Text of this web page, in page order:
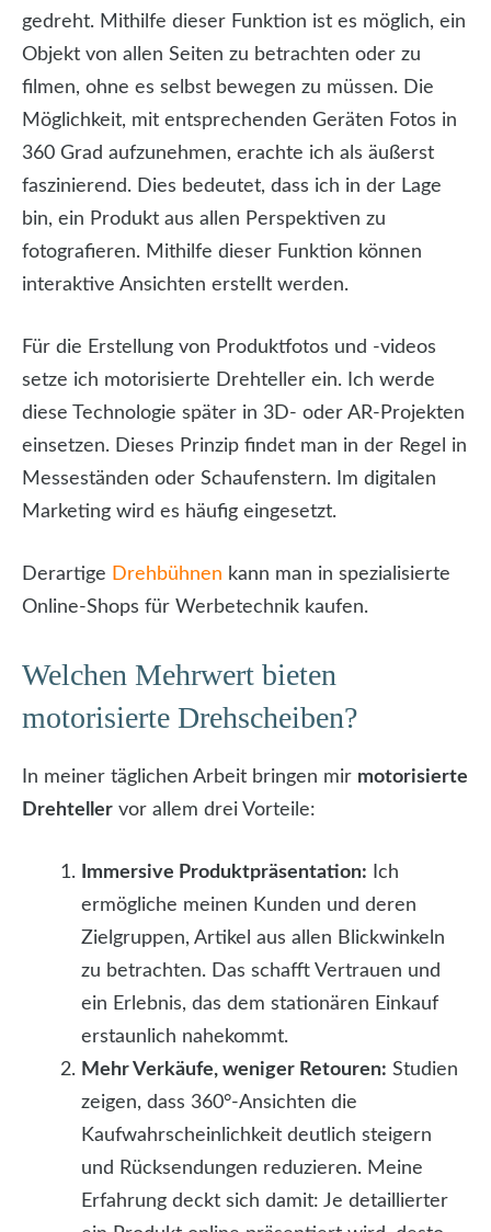
gedreht. Mithilfe dieser Funktion ist es möglich, ein
Objekt von allen Seiten zu betrachten oder zu
filmen, ohne es selbst bewegen zu müssen. Die
Möglichkeit, mit entsprechenden Geräten Fotos in
360 Grad aufzunehmen, erachte ich als äußerst
faszinierend. Dies bedeutet, dass ich in der Lage
bin, ein Produkt aus allen Perspektiven zu
fotografieren. Mithilfe dieser Funktion können
interaktive Ansichten erstellt werden.
Für die Erstellung von Produktfotos und -videos
setze ich motorisierte Drehteller ein. Ich werde
diese Technologie später in 3D- oder AR-Projekten
einsetzen. Dieses Prinzip findet man in der Regel in
Messeständen oder Schaufenstern. Im digitalen
Marketing wird es häufig eingesetzt.
Derartige Drehbühnen kann man in spezialisierte
Online-Shops für Werbetechnik kaufen.
Welchen Mehrwert bieten
motorisierte Drehscheiben?
In meiner täglichen Arbeit bringen mir motorisierte
Drehteller vor allem drei Vorteile:
Immersive Produktpräsentation: Ich
ermögliche meinen Kunden und deren
Zielgruppen, Artikel aus allen Blickwinkeln
zu betrachten. Das schafft Vertrauen und
ein Erlebnis, das dem stationären Einkauf
erstaunlich nahekommt.
Mehr Verkäufe, weniger Retouren: Studien
zeigen, dass 360°-Ansichten die
Kaufwahrscheinlichkeit deutlich steigern
und Rücksendungen reduzieren. Meine
Erfahrung deckt sich damit: Je detaillierter